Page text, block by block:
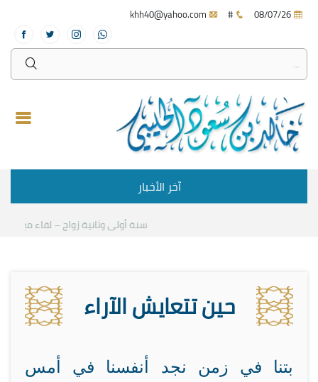
#
آخر الأخبار
سنة أولى وثانية زواج – لقاء مع د.خالد
حين تتعايش الآراء
بتنا في زمن نجد أنفسنا في أمس